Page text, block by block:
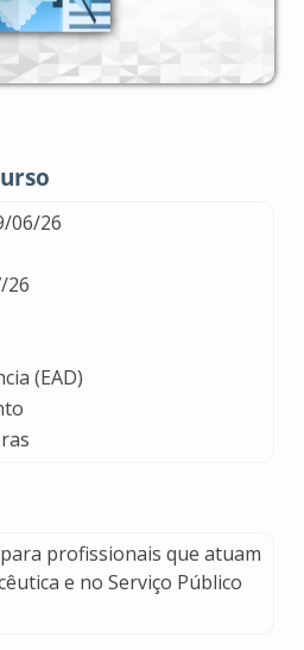
06/26
26
(EAD)
profissionais que atuam
e no Serviço Público